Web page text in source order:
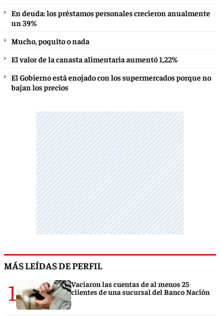
En deuda: los préstamos personales crecieron anualmente
un 39%
Mucho, poquito o nada
El valor de la canasta alimentaria aumentó 1,22%
El Gobierno está enojado con los supermercados porque no
bajan los precios
MÁS LEÍDAS DE PERFIL
1
Vaciaron las cuentas de al menos 25
clientes de una sucursal del Banco Nación